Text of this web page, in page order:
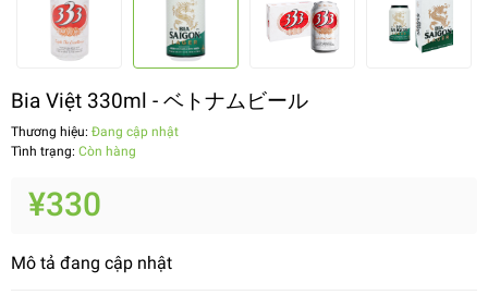
Bia Việt 330ml - ベトナムビール
Thương hiệu: Đang cập nhật
Tình trạng: Còn hàng
¥330
Mô tả đang cập nhật